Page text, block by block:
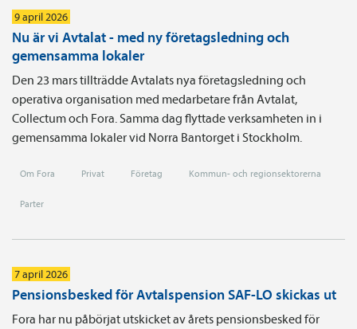
9 april 2026
Nu är vi Avtalat - med ny företagsledning och
gemensamma lokaler
Den 23 mars tillträdde Avtalats nya företagsledning och
operativa organisation med medarbetare från Avtalat,
Collectum och Fora. Samma dag flyttade verksamheten in i
gemensamma lokaler vid Norra Bantorget i Stockholm.
Om Fora Privat Företag Kommun- och regionsektorerna
Parter
7 april 2026
Pensionsbesked för Avtalspension SAF-LO skickas ut
Fora har nu påbörjat utskicket av årets pensionsbesked för